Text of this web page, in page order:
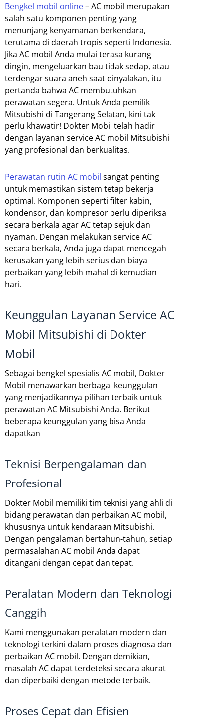
Bengkel mobil online– AC mobil merupakan
salah satu komponen penting yang
menunjang kenyamanan berkendara,
terutama di daerah tropis seperti Indonesia.
Jika AC mobil Anda mulai terasa kurang
dingin, mengeluarkan bau tidak sedap, atau
terdengar suara aneh saat dinyalakan, itu
pertanda bahwa AC membutuhkan
perawatan segera. Untuk Anda pemilik
Mitsubishi di Tangerang Selatan, kini tak
perlu khawatir! Dokter Mobil telah hadir
dengan layanan service AC mobil Mitsubishi
yang profesional dan berkualitas.
Perawatan rutin AC mobil sangat penting
untuk memastikan sistem tetap bekerja
optimal. Komponen seperti filter kabin,
kondensor, dan kompresor perlu diperiksa
secara berkala agar AC tetap sejuk dan
nyaman. Dengan melakukan service AC
secara berkala, Anda juga dapat mencegah
kerusakan yang lebih serius dan biaya
perbaikan yang lebih mahal di kemudian
hari.
Keunggulan Layanan Service AC
Mobil Mitsubishi di Dokter
Mobil
Sebagai bengkel spesialis AC mobil, Dokter
Mobil menawarkan berbagai keunggulan
yang menjadikannya pilihan terbaik untuk
perawatan AC Mitsubishi Anda. Berikut
beberapa keunggulan yang bisa Anda
dapatkan
Teknisi Berpengalaman dan
Profesional
Dokter Mobil memiliki tim teknisi yang ahli di
bidang perawatan dan perbaikan AC mobil,
khususnya untuk kendaraan Mitsubishi.
Dengan pengalaman bertahun-tahun, setiap
permasalahan AC mobil Anda dapat
ditangani dengan cepat dan tepat.
Peralatan Modern dan Teknologi
Canggih
Kami menggunakan peralatan modern dan
teknologi terkini dalam proses diagnosa dan
perbaikan AC mobil. Dengan demikian,
masalah AC dapat terdeteksi secara akurat
dan diperbaiki dengan metode terbaik.
Proses Cepat dan Efisien